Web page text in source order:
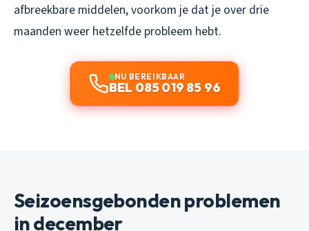
afbreekbare middelen, voorkom je dat je over drie
maanden weer hetzelfde probleem hebt.
NU BEREIKBAAR
BEL 085 019 85 96
Seizoensgebonden problemen
in december